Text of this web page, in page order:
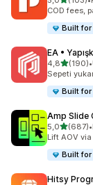
toplam 103
COD fees,
Built
EA •
4,85 yıldız
(190)
toplam 190 •
Sepeti
Built
Amp Slide
5,05 yıldız
(687)
toplam 687•
Lift AOV
Built
Hitsy